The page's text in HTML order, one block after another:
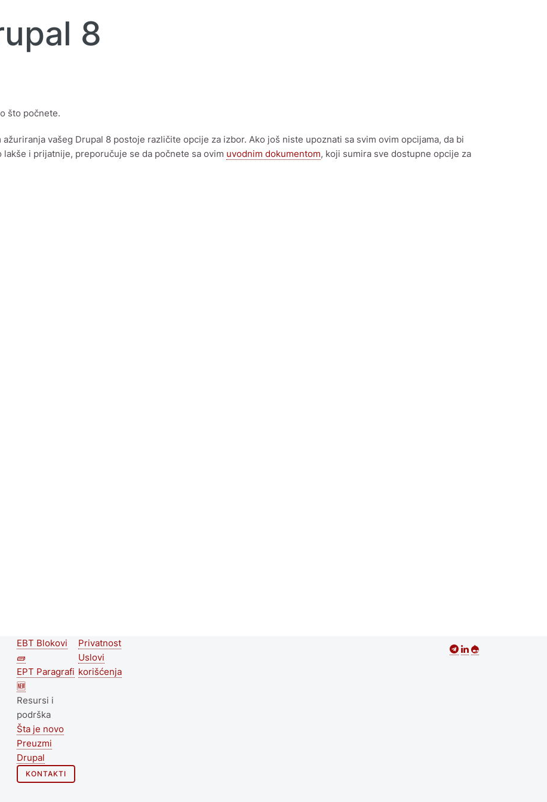
8
što počnete.
ažuriranja vašeg Drupal 8 postoje različite opcije za izbor. Ako još niste upoznati sa svim ovim opcijama, da bi
lakše i prijatnije, preporučuje se da počnete sa ovim uvodnim dokumentom, koji sumira sve dostupne opcije za
Second
footer
menu
EBT Blokovi
🧱
EPT Paragrafi
🆕
Resursi i
podrška
Šta je novo
Preuzmi
Drupal
KONTAKTI
Footer menu
Privatnost
Uslovi
korišćenja